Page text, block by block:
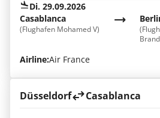
Di. 29.09.2026
Casablanca
(Flughafen Mohamed V)
Airline:Air France
Düsseldorf Casablanca